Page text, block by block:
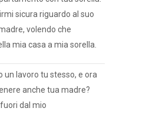
sicura riguardo al suo
volendo che
mia casa a mia sorella.
un lavoro tu stesso, e ora
anche tua madre?
dal mio